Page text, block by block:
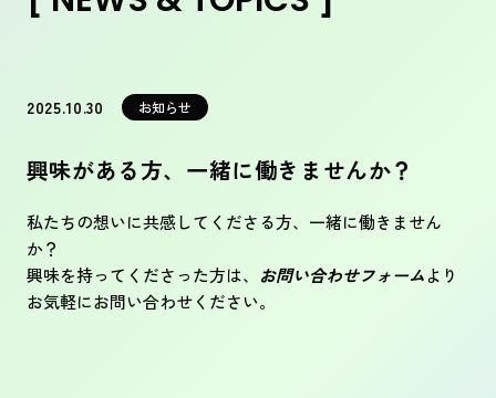
2025.10.30 お知らせ
興味がある方、一緒に働きませんか？
私たちの想いに共感してくださる方、一緒に働きません
か？
興味を持ってくださった方は、
お問い合わせフォームより
お気軽にお問い合わせください。